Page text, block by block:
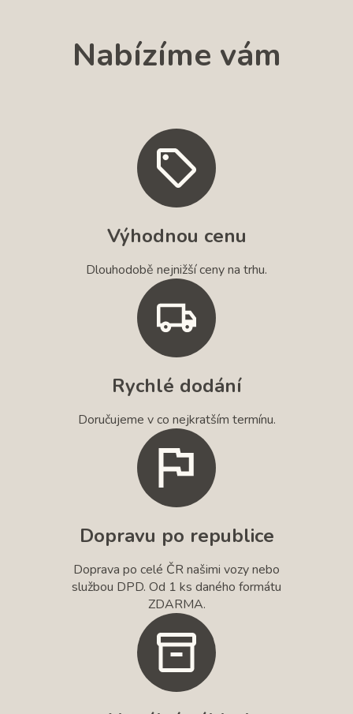
Nabízíme vám
Výhodnou cenu
Dlouhodobě nejnižší ceny na trhu.
Rychlé dodání
Doručujeme v co nejkratším termínu.
Dopravu po republice
Doprava po celé ČR našimi vozy nebo
službou DPD. Od 1 ks daného formátu
ZDARMA.